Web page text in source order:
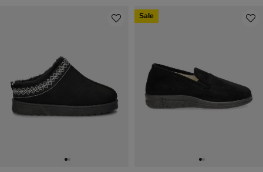
Sale